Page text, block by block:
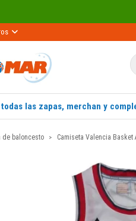
las zapas, merchan y
de baloncesto Camiseta Valencia Basket